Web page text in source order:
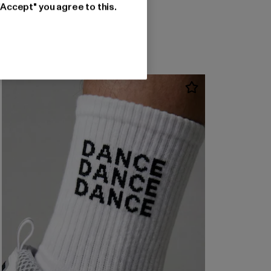
44,99 EUR
Prix courant: 44,99 EUR
you agree to this.